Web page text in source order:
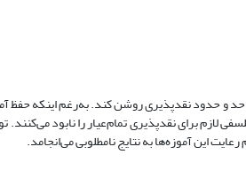
و حدود نقدپذیری روشن کند. به‌رغم اینکه حفظ
لازم برای نقدپذیری تمام‌عیار را نابود
این آموزه‌ها به نتایج نامطلوبی می‌انجامد.